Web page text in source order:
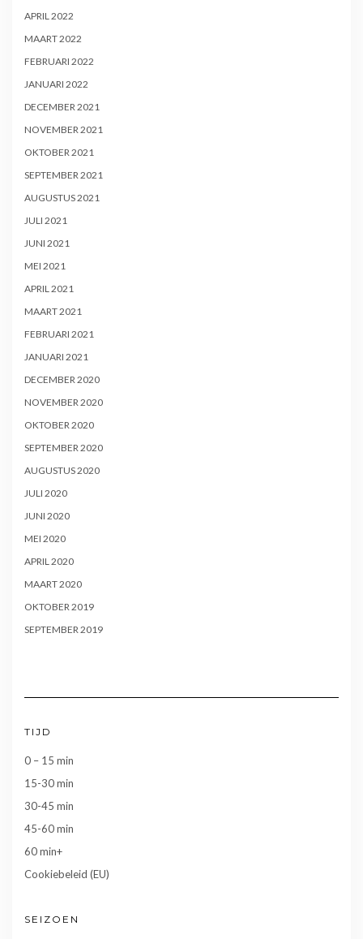
APRIL 2022
MAART 2022
FEBRUARI 2022
JANUARI 2022
DECEMBER 2021
NOVEMBER 2021
OKTOBER 2021
SEPTEMBER 2021
AUGUSTUS 2021
JULI 2021
JUNI 2021
MEI 2021
APRIL 2021
MAART 2021
FEBRUARI 2021
JANUARI 2021
DECEMBER 2020
NOVEMBER 2020
OKTOBER 2020
SEPTEMBER 2020
AUGUSTUS 2020
JULI 2020
JUNI 2020
MEI 2020
APRIL 2020
MAART 2020
OKTOBER 2019
SEPTEMBER 2019
TIJD
0 – 15 min
15-30 min
30-45 min
45-60 min
60 min+
Cookiebeleid (EU)
SEIZOEN